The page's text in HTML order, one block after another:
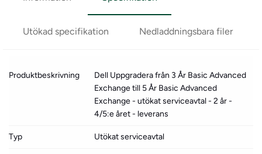
Utökad specifikation Nedladdningsbara filer
Produktbeskrivning
Dell Uppgradera från 3 År Basic Advanced
Exchange till 5 År Basic Advanced
Exchange - utökat serviceavtal - 2 år -
4/5:e året - leverans
Typ Utökat serviceavtal